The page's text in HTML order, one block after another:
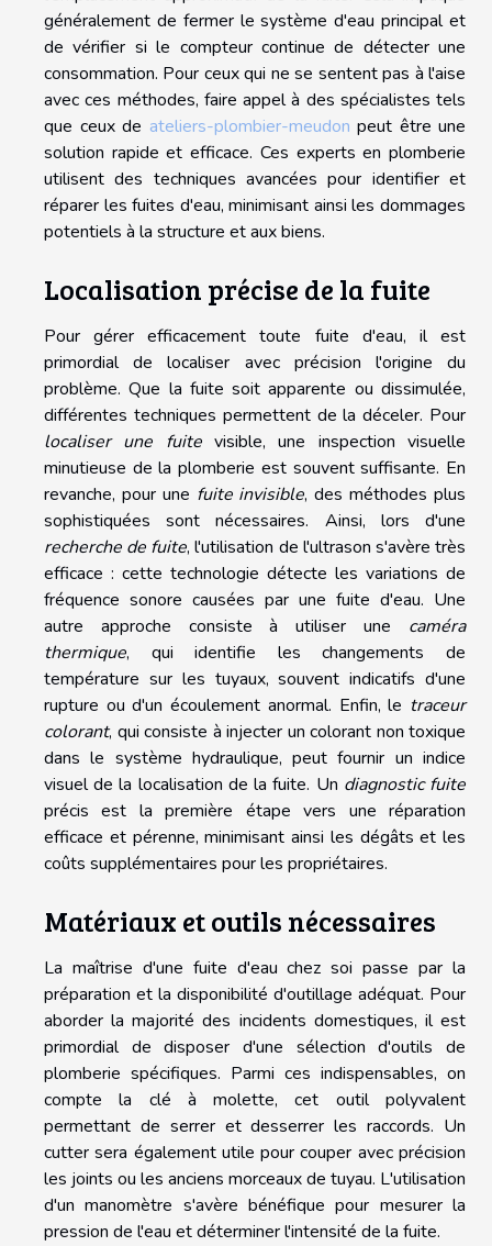
généralement de fermer le système d'eau principal et
de vérifier si le compteur continue de détecter une
consommation. Pour ceux qui ne se sentent pas à l'aise
avec ces méthodes, faire appel à des spécialistes tels
que ceux de ateliers-plombier-meudon peut être une
solution rapide et efficace. Ces experts en plomberie
utilisent des techniques avancées pour identifier et
réparer les fuites d'eau, minimisant ainsi les dommages
potentiels à la structure et aux biens.
Localisation précise de la fuite
Pour gérer efficacement toute fuite d'eau, il est
primordial de localiser avec précision l'origine du
problème. Que la fuite soit apparente ou dissimulée,
différentes techniques permettent de la déceler. Pour
localiser une fuitevisible, une inspection visuelle
minutieuse de laplomberie est souvent suffisante. En
revanche, pour une fuite invisible, des méthodes plus
sophistiquées sont nécessaires. Ainsi, lors d'une
recherche de fuite, l'utilisation de l'ultrason s'avère très
efficace : cette technologie détecte les variations de
fréquence sonore causées par une fuite d'eau. Une
autre approche consiste à utiliser une caméra
thermique, qui identifie les changements de
température sur les tuyaux, souvent indicatifs d'une
rupture ou d'un écoulement anormal. Enfin, le traceur
colorant, qui consiste à injecter un colorant non toxique
dans le système hydraulique, peut fournir un indice
visuel de la localisation de la fuite. Un diagnostic fuite
précis est la première étape vers une réparation
efficace et pérenne, minimisant ainsi les dégâts et les
coûts supplémentaires pour les propriétaires.
Matériaux et outils nécessaires
La maîtrise d'une fuite d'eau chez soi passe par la
préparation et la disponibilité d'outillage adéquat. Pour
aborder la majorité des incidents domestiques, il est
primordial de disposer d'une sélection d'outils de
plomberie spécifiques. Parmi ces indispensables, on
compte la clé à molette, cet outil polyvalent
permettant de serrer et desserrer les raccords. Un
cutter sera également utile pour couper avec précision
les joints ou les anciens morceaux de tuyau. L'utilisation
d'un manomètre s'avère bénéfique pour mesurer la
pression de l'eau et déterminer l'intensité de la fuite.